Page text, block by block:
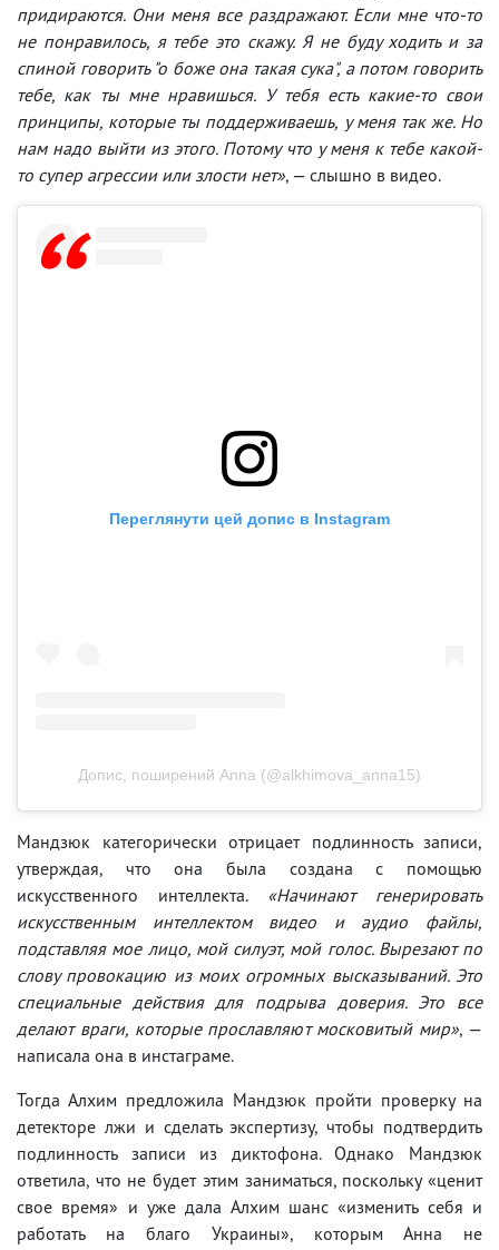
придираются. Они меня все раздражают. Если мне что-то
не понравилось, я тебе это скажу. Я не буду ходить и за
спиной говорить "о боже она такая сука", а потом говорить
тебе, как ты мне нравишься. У тебя есть какие-то свои
принципы, которые ты поддерживаешь, у меня так же. Но
нам надо выйти из этого. Потому что у меня к тебе какой-
то супер агрессии или злости нет», — слышно в видео.
Переглянути цей допис в Instagram
Допис, поширений Anna (@alkhimova_anna15)
Мандзюк категорически отрицает подлинность записи,
утверждая, что она была создана с помощью
искусственного интеллекта. «Начинают генерировать
искусственным интеллектом видео и аудио файлы,
подставляя мое лицо, мой силуэт, мой голос. Вырезают по
слову провокацию из моих огромных высказываний. Это
специальные действия для подрыва доверия. Это все
делают враги, которые прославляют московитый мир», —
написала она в инстаграме.
Тогда Алхим предложила Мандзюк пройти проверку на
детекторе лжи и сделать экспертизу, чтобы подтвердить
подлинность записи из диктофона. Однако Мандзюк
ответила, что не будет этим заниматься, поскольку «ценит
свое время» и уже дала Алхим шанс «изменить себя и
работать на благо Украины», которым Анна не